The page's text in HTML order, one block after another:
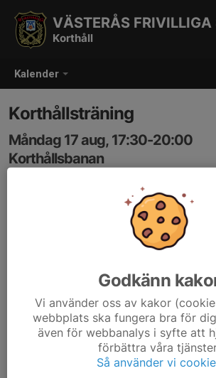
Kalender
VÄSTERÅS FRIVILLIGA
Korthåll
Korthållsträning
Måndag 17 aug, 17:30-20:00
Korthållsbanan
Godkänn
Vi använder oss av kakor
webbplats ska fungera bra för
även för webbanalys i syfte att
förbättra våra
Så använder vi